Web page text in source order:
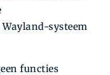
systeem
functies